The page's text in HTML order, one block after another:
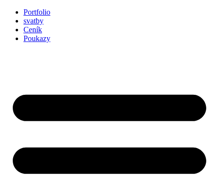
Přejít
obsahu
Portfolio
svatby
Ceník
Poukazy